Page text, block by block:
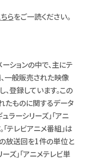
らをご一読ください。
ションの中で、主にテ
一般販売された映像
登録しています。この
たものに関するデータ
ラーシリーズ」「アニ
「テレビアニメ番組」は
放送回を1件の単位と
ズ」「アニメテレビ単